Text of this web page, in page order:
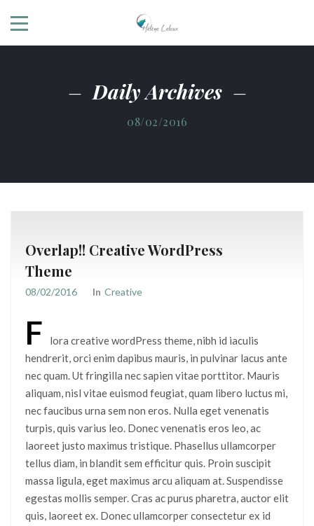
Daily Archives
08/02/2016
Overlap!! Creative WordPress
Theme
08/02/2016 In Creative
F
lora creative wordPress theme, nibh id iaculis
hendrerit, orci enim dapibus mauris, in pulvinar lacus ante
nec quam. Ut fringilla nec sapien vitae porttitor. Mauris
aliquam, nisl vitae euismod feugiat, quam libero luctus mi,
nec faucibus urna sem non eros. Nulla eget venenatis
turpis, quis varius leo. Donec venenatis eros leo, ac
laoreet justo maximus tristique. Phasellus ullamcorper
tellus diam, in blandit sem efficitur quis. Proin suscipit
massa ligula, eget maximus arcu aliquam at. Suspendisse
egestas mollis semper. Cras ac purus pharetra, auctor elit
quis, laoreet ex. Donec ullamcorper consectetur ex id